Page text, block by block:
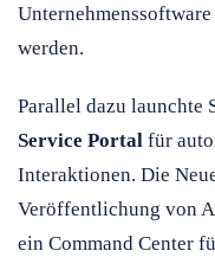
werden.
Parallel dazu launchte
Service Portal für
Interaktionen. Die
Veröffentlichung von
ein Command Center